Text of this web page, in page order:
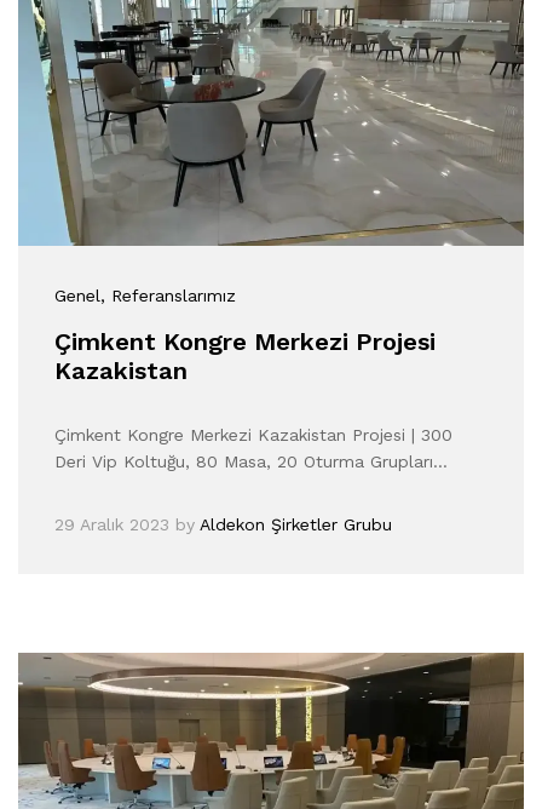
Genel, Referanslarımız
Çimkent Kongre Merkezi Projesi
Kazakistan
Çimkent Kongre Merkezi Kazakistan Projesi | 300
Deri Vip Koltuğu, 80 Masa, 20 Oturma Grupları…
29 Aralık 2023 by Aldekon Şirketler Grubu